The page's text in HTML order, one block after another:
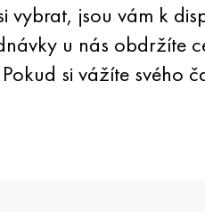
vybrat, jsou vám k
u nás obdržíte
si vážíte svého